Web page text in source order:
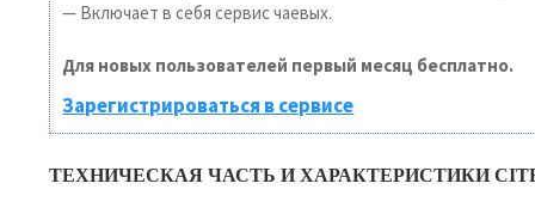
— Включает в себя сервис чаевых.
Для новых пользователей первый месяц бесплатно.
Зарегистрироваться в сервисе
ТЕХНИЧЕСКАЯ ЧАСТЬ И ХАРАКТЕРИСТИКИ